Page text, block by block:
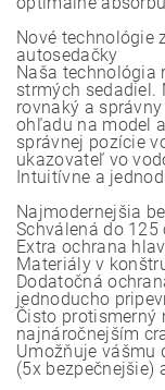
Nové technológie
autosedačky
Naša technológia
strmých
rovnaký a
ohľadu na model
správnej pozície
ukazovateľ vo
Intuitívne a
Najmodernejšia
Schválená do 125
Extra ochrana
Materiály v
Dodatočná
jednoducho
Čisto protismerný
najnáročnejším
Umožňuje vášmu
(5x bezpečnejšie)